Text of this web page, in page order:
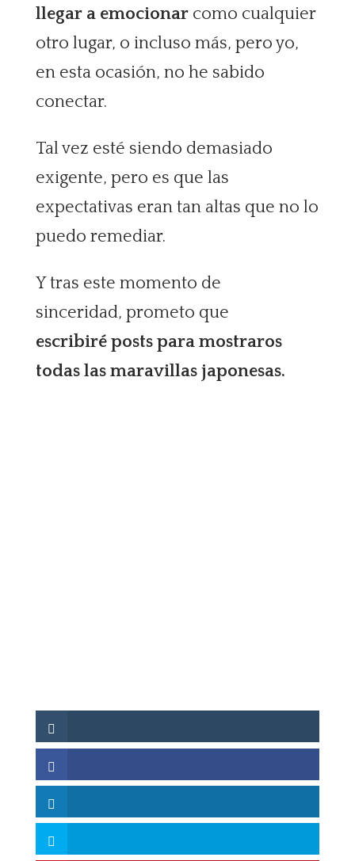
llegar a emocionarcomo cualquier
otro lugar, o incluso más, pero yo,
en esta ocasión, no he sabido
conectar.
Tal vez esté siendo demasiado
exigente, pero es que las
expectativas eran tan altas que no lo
puedo remediar.
Y tras este momento de
sinceridad, prometo que
escribiré posts para mostraros
todas las maravillas japonesas.